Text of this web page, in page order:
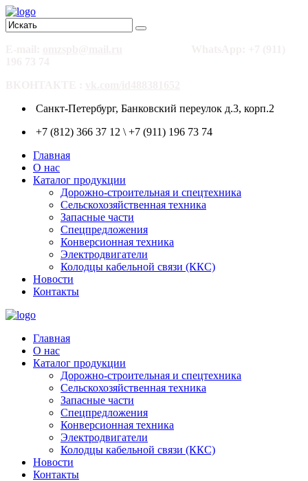
Санкт-Петербург, Банковский переулок д.3, корп.2
+7 (812) 366 37 12 \ +7 (911) 196 73 74
Главная
О нас
Каталог продукции
Дорожно-строительная и спецтехника
Сельскохозяйственная техника
Запасные части
Спецпредложения
Конверсионная техника
Электродвигатели
Колодцы кабельной связи (ККС)
Новости
Контакты
Главная
О нас
Каталог продукции
Дорожно-строительная и спецтехника
Сельскохозяйственная техника
Запасные части
Спецпредложения
Конверсионная техника
Электродвигатели
Колодцы кабельной связи (ККС)
Новости
Контакты